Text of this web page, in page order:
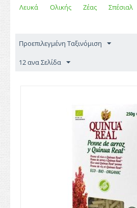
Λευκά Ολικής Ζέας Σπέσιαλ
Προεπιλεγμένη Ταξινόμιση
12 ανα Σελίδα